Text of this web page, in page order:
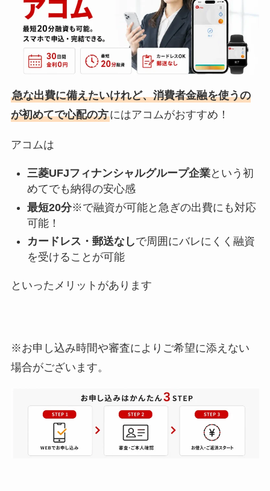
急な出費に備えたいけれど、消費者金融を使うの
が初めてで心配の方にはアコムがおすすめ！
アコムは
三菱UFJフィナンシャルグループ企業という初
めてでも納得の安心感
最短20分※で融資が可能と急ぎの出費にも対応
可能！
カードレス・郵送なしで周囲にバレにくく融資
を受けることが可能
といったメリットがあります
※お申し込み時間や審査によりご希望に添えない
場合がございます。